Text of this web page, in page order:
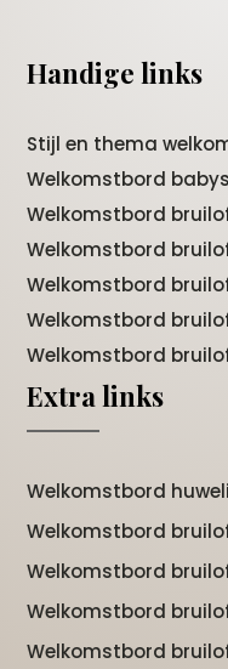
Handige links
Stijl en thema
Welkomstbord
Welkomstbord
Welkomstbord
Welkomstbord
Welkomstbord
Welkomstbord
Extra links
Welkomstbord
Welkomstbord
Welkomstbord
Welkomstbord
Welkomstbord